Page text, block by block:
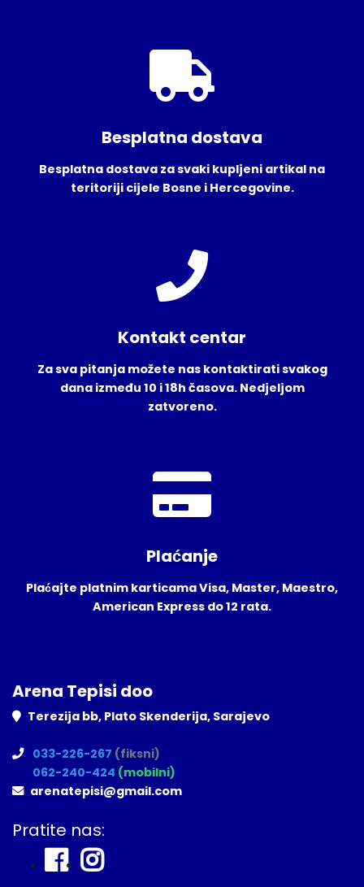
Besplatna dostava
Besplatna dostava za svaki kupljeni artikal na
teritoriji cijele Bosne i Hercegovine.
Kontakt centar
Za sva pitanja možete nas kontaktirati svakog
dana između 10 i 18h časova. Nedjeljom
zatvoreno.
Plaćanje
Plaćajte platnim karticama Visa, Master, Maestro,
American Express do 12 rata.
Arena Tepisi doo
Terezija bb, Plato Skenderija, Sarajevo
033-226-267 (fiksni)
062-240-424 (mobilni)
arenatepisi@gmail.com
Pratite nas: